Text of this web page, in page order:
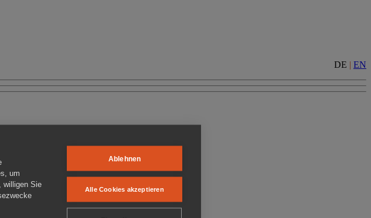
DE | EN
um
willigen Sie
Ablehnen
Alle Cookies akzeptieren